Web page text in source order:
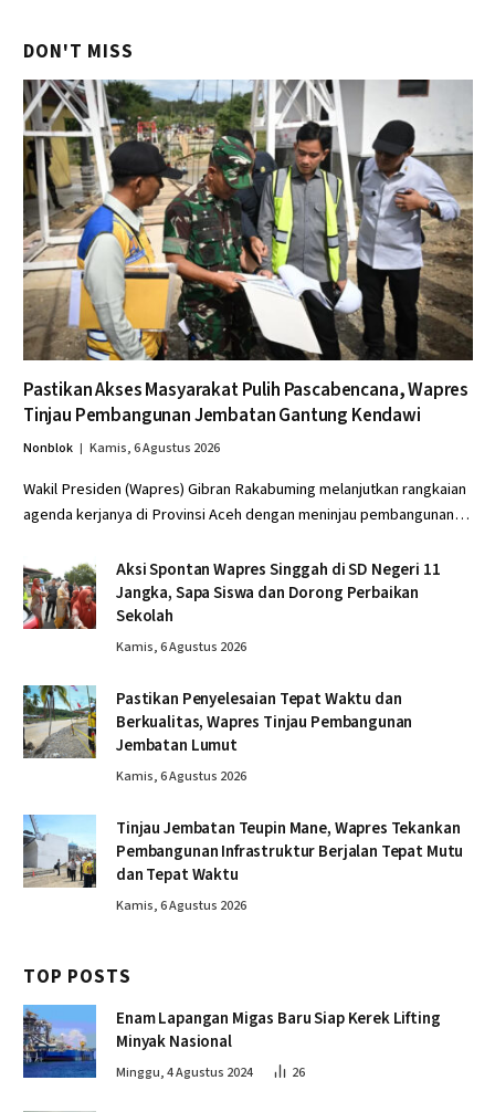
DON'T MISS
Pastikan Akses Masyarakat Pulih Pascabencana, Wapres
Tinjau Pembangunan Jembatan Gantung Kendawi
Nonblok Kamis, 6 Agustus 2026
Wakil Presiden (Wapres) Gibran Rakabuming melanjutkan rangkaian
agenda kerjanya di Provinsi Aceh dengan meninjau pembangunan…
Aksi Spontan Wapres Singgah di SD Negeri 11
Jangka, Sapa Siswa dan Dorong Perbaikan
Sekolah
Kamis, 6 Agustus 2026
Pastikan Penyelesaian Tepat Waktu dan
Berkualitas, Wapres Tinjau Pembangunan
Jembatan Lumut
Kamis, 6 Agustus 2026
Tinjau Jembatan Teupin Mane, Wapres Tekankan
Pembangunan Infrastruktur Berjalan Tepat Mutu
dan Tepat Waktu
Kamis, 6 Agustus 2026
TOP POSTS
Enam Lapangan Migas Baru Siap Kerek Lifting
Minyak Nasional
Minggu, 4 Agustus 2024 26